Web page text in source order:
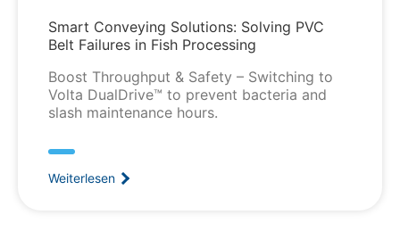
Smart Conveying Solutions: Solving PVC
Belt Failures in Fish Processing
Boost Throughput & Safety – Switching to
Volta DualDrive™ to prevent bacteria and
slash maintenance hours.
Weiterlesen